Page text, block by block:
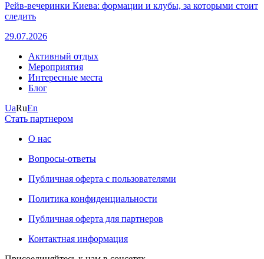
Рейв-вечеринки Киева: формации и клубы, за которыми стоит
следить
29.07.2026
Активный отдых
Мероприятия
Интересные места
Блог
UaRuEn
Стать партнером
О нас
Вопросы-ответы
Публичная оферта с пользователями
Политика конфиденциальности
Публичная оферта для партнеров
Контактная информация